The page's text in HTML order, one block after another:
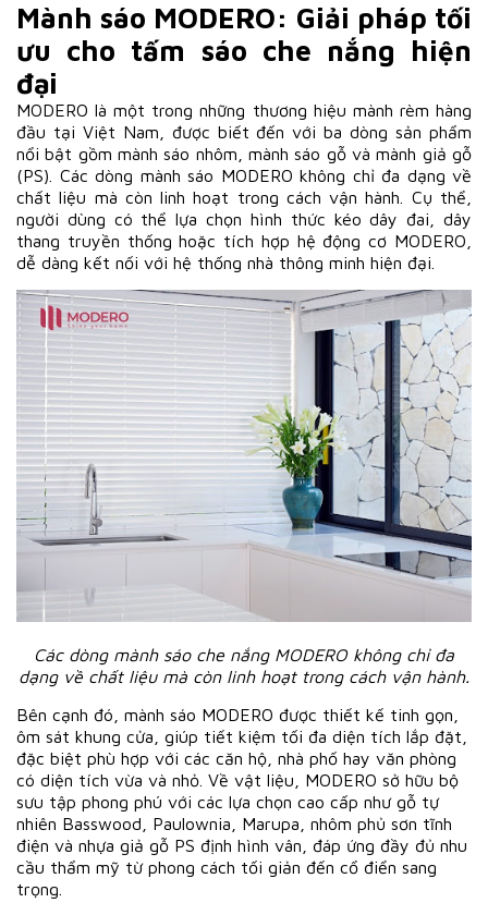
Mành sáo MODERO: Giải pháp tối
ưu cho tấm sáo che nắng hiện
đại
MODERO là một trong những thương hiệu mành rèm hàng
đầu tại Việt Nam, được biết đến với ba dòng sản phẩm
nổi bật gồm mành sáo nhôm, mành sáo gỗ và mành giả gỗ
(PS). Các dòng mành sáo MODERO không chỉ đa dạng về
chất liệu mà còn linh hoạt trong cách vận hành. Cụ thể,
người dùng có thể lựa chọn hình thức kéo dây đai, dây
thang truyền thống hoặc tích hợp hệ động cơ MODERO,
dễ dàng kết nối với hệ thống nhà thông minh hiện đại.
Các dòng mành sáo che nắng MODERO không chỉ đa
dạng về chất liệu mà còn linh hoạt trong cách vận hành.
Bên cạnh đó, mành sáo MODERO được thiết kế tinh gọn,
ôm sát khung cửa, giúp tiết kiệm tối đa diện tích lắp đặt,
đặc biệt phù hợp với các căn hộ, nhà phố hay văn phòng
có diện tích vừa và nhỏ. Về vật liệu, MODERO sở hữu bộ
sưu tập phong phú với các lựa chọn cao cấp như gỗ tự
nhiên Basswood, Paulownia, Marupa, nhôm phủ sơn tĩnh
điện và nhựa giả gỗ PS định hình vân, đáp ứng đầy đủ nhu
cầu thẩm mỹ từ phong cách tối giản đến cổ điển sang
trọng.